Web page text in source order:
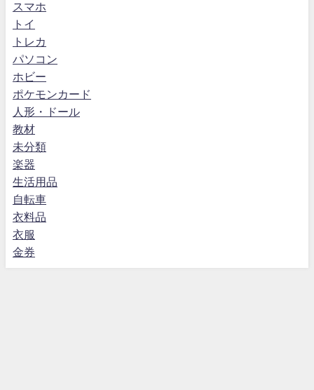
スマホ
トイ
トレカ
パソコン
ホビー
ポケモンカード
人形・ドール
教材
未分類
楽器
生活用品
自転車
衣料品
衣服
金券